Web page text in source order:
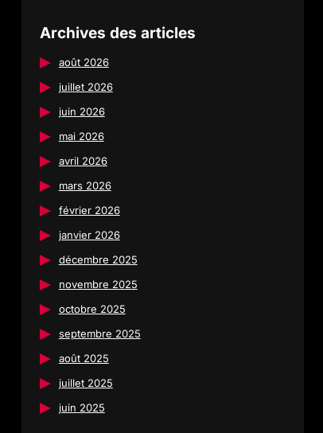
Archives des articles
août 2026
juillet 2026
juin 2026
mai 2026
avril 2026
mars 2026
février 2026
janvier 2026
décembre 2025
novembre 2025
octobre 2025
septembre 2025
août 2025
juillet 2025
juin 2025